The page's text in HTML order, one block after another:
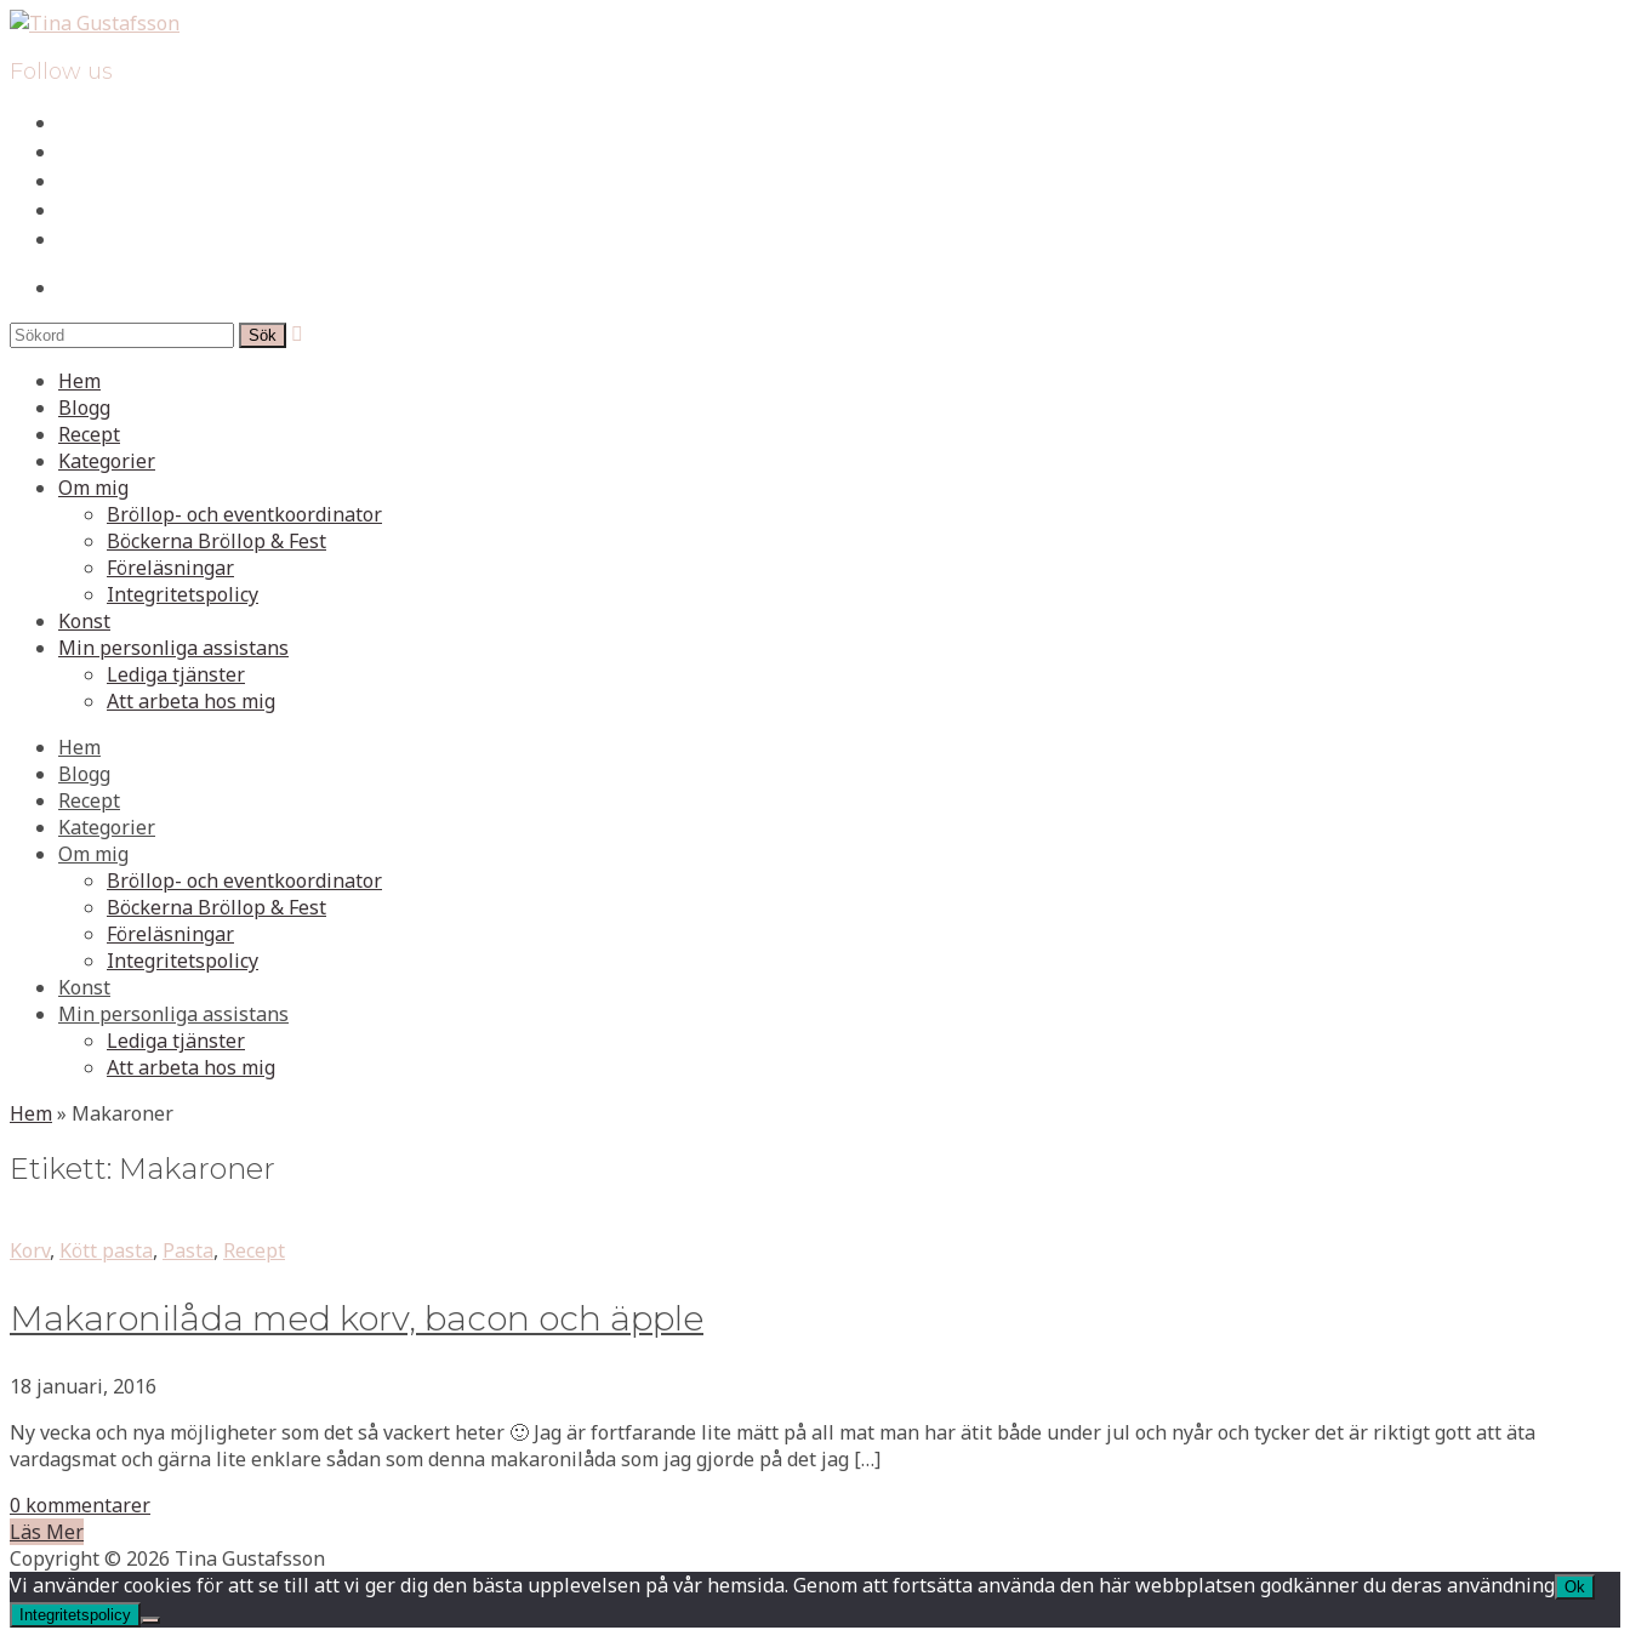
Follow us

Hem
Blogg
Recept
Kategorier
Om mig
Bröllop- och eventkoordinator
Böckerna Bröllop & Fest
Föreläsningar
Integritetspolicy
Konst
Min personliga assistans
Lediga tjänster
Att arbeta hos mig
Hem
Blogg
Recept
Kategorier
Om mig
Bröllop- och eventkoordinator
Böckerna Bröllop & Fest
Föreläsningar
Integritetspolicy
Konst
Min personliga assistans
Lediga tjänster
Att arbeta hos mig
Hem» Makaroner
Etikett: Makaroner
Korv, Kött pasta, Pasta, Recept
Makaronilåda med korv, bacon och äpple
18 januari, 2016
Ny vecka och nya möjligheter som det så vackert heter 🙂 Jag är fortfarande lite mätt på all mat man har ätit både under jul och nyår och tycker det är riktigt gott att äta
vardagsmat och gärna lite enklare sådan som denna makaronilåda som jag gjorde på det jag […]
0 kommentarer
Läs Mer
Copyright © 2026 Tina Gustafsson
Vi använder cookies för att se till att vi ger dig den bästa upplevelsen på vår hemsida. Genom att fortsätta använda den här webbplatsen godkänner du deras användning Ok
Integritetspolicy